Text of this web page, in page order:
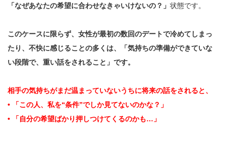
「なぜあなたの希望に合わせなきゃいけないの？」 状態です。
このケースに限らず、女性が最初の数回のデートで冷めてしまっ
たり、不快に感じることの多くは、「気持ちの準備ができていな
い段階で、重い話をされること」です。
相手の気持ちがまだ温まっていないうちに将来の話をされると、
• 「この人、私を“条件”でしか見てないのかな？」
• 「自分の希望ばかり押しつけてくるのかも…」